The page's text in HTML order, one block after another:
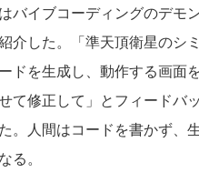
バイブコーディングのデモ
介した。「準天頂衛星のシ
ドを生成し、動作する画面
て修正して」とフィードバ
。人間はコードを書かず、
る。